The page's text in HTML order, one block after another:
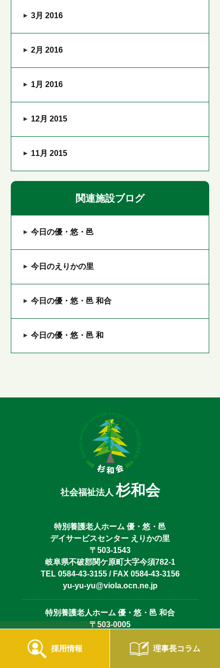
採用情報 理事長コラム
3月 2016
2月 2016
1月 2016
12月 2015
11月 2015
関連施設ブログ
今日の優・悠・邑
今日のえりかの里
今日の優・悠・邑 和合
今日の優・悠・邑 和
社会福祉法人杉和会
特別養護老人ホーム 優・悠・邑
デイサービスセンター えりかの里
〒503-1543
岐阜県不破郡関ケ原町大字今須782-1
TEL 0584-43-3155 / FAX 0584-43-3156
yu-yu-yu@viola.ocn.ne.jp
特別養護老人ホーム 優・悠・邑 和合
〒503-0005
TEL 0584-73-6110 / FAX 0584-73-6112